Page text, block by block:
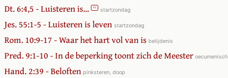
Dt. 6:4,5 - Luisteren is... V2 startzondag
Jes. 55:1-5 - Luisteren is leven startzondag
Rom. 10:9-17 - Waar het hart vol van is belijdenis
Pred. 9:1-10 - In de beperking toont zich de Meester oecumenisch
Hand. 2:39 - Beloften pinksteren, doop